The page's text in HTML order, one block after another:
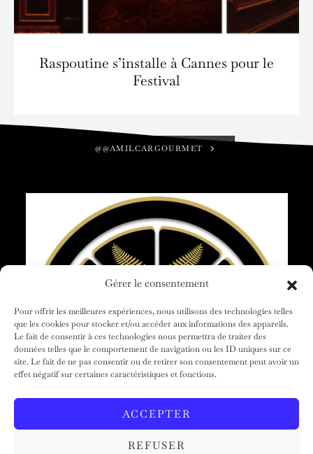
Gérer le consentement
Pour offrir les meilleures expériences, nous utilisons des technologies telles
que les cookies pour stocker et/ou accéder aux informations des appareils.
Le fait de consentir à ces technologies nous permettra de traiter des
données telles que le comportement de navigation ou les ID uniques sur ce
site. Le fait de ne pas consentir ou de retirer son consentement peut avoir un
effet négatif sur certaines caractéristiques et fonctions.
ACCEPTER
REFUSER
Raspoutine s’installe à Cannes pour le
Festival
@@AMILCARGOURMET
CONDITIONS GÉNÉRALES
© 2026 AMILCAR MAGAZINE GROUP - Amilcar Gourmet